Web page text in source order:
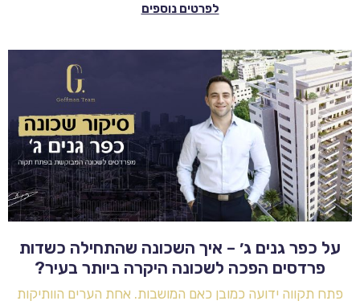
לפרטים נוספים
על כפר גנים ג׳ – איך השכונה שהתחילה כשדות
פרדסים הפכה לשכונה היקרה ביותר בעיר?
פתח תקווה ידועה כמובן כאם המושבות. אחת הערים הוותיקות